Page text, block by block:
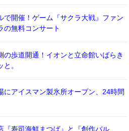
で開催！ゲーム『サクラ大戦』ファン
の無料コンサート
の歩道開通！イオンと立命館いばらき
。
にアイスマン製氷所オープン、24時間
『寿司海鮮まつば』と『創作バル